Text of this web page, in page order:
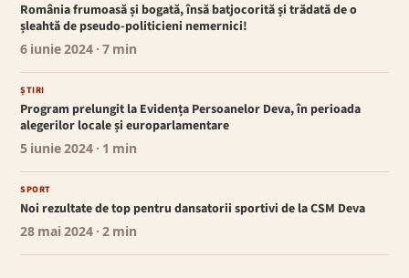
România frumoasă și bogată, însă batjocorită și trădată de o
șleahtă de pseudo-politicieni nemernici!
6 iunie 2024 · 7 min
ȘTIRI
Program prelungit la Evidența Persoanelor Deva, în perioada
alegerilor locale și europarlamentare
5 iunie 2024 · 1 min
SPORT
Noi rezultate de top pentru dansatorii sportivi de la CSM Deva
28 mai 2024 · 2 min